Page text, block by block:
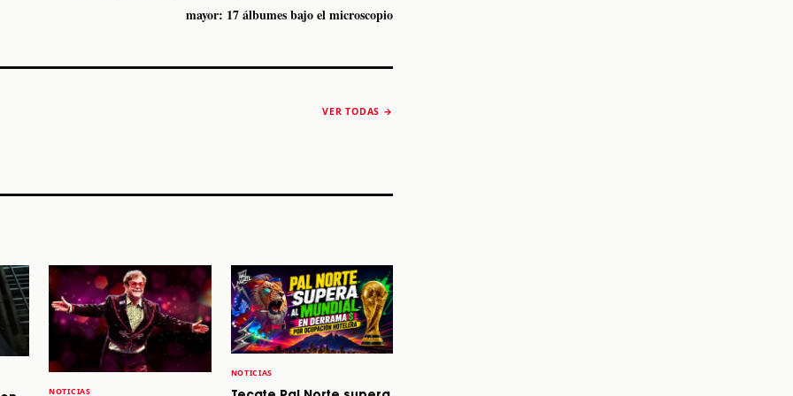
mayor: 17 álbumes bajo el microscopio
VER TODAS →
NOTICIAS
NOTICIAS